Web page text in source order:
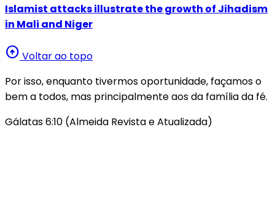
Islamist attacks illustrate the growth of Jihadism
in Mali and Niger
arrow_circle_up Voltar ao topo
Por isso, enquanto tivermos oportunidade, façamos o
bem a todos, mas principalmente aos da família da fé.
Gálatas 6:10 (Almeida Revista e Atualizada)